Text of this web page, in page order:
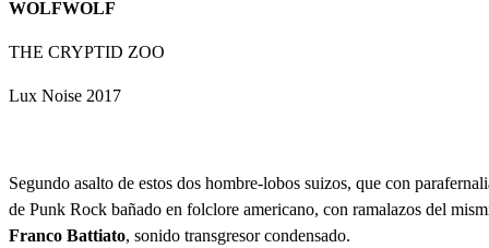
WOLFWOLF
THE CRYPTID ZOO
Lux Noise 2017
Segundo asalto de estos dos hombre-lobos suizos, que con
de Punk Rock bañado en folclore americano, con ramalazos del
Franco Battiato, sonido transgresor condensado.